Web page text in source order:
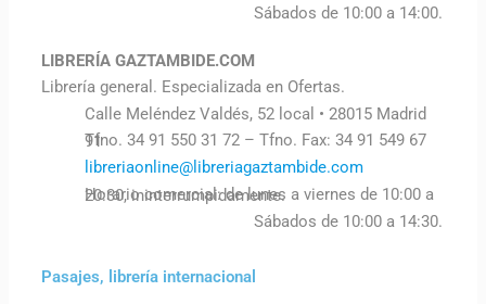
Sábados de 10:00 a 14:00.
LIBRERÍA GAZTAMBIDE.COM
Librería general. Especializada en Ofertas.
Calle Meléndez Valdés, 52 local • 28015 Madrid
Tfno. 34 91 550 31 72 – Tfno. Fax: 34 91 549 67 91
libreriaonline@libreriagaztambide.com
Horario comercial: de lunes a viernes de 10:00 a 20:30, ininterrumpidamente.
Sábados de 10:00 a 14:30.
Pasajes, librería internacional